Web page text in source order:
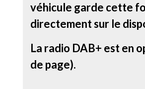
véhicule garde cette
directement sur le
La radio DAB+ est en
de page).